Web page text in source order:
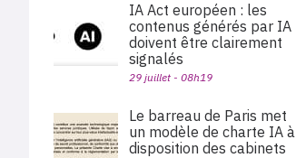
IA Act européen : les
contenus générés par IA
doivent être clairement
signalés
29 juillet - 08h19
Le barreau de Paris met
un modèle de charte IA à
disposition des cabinets